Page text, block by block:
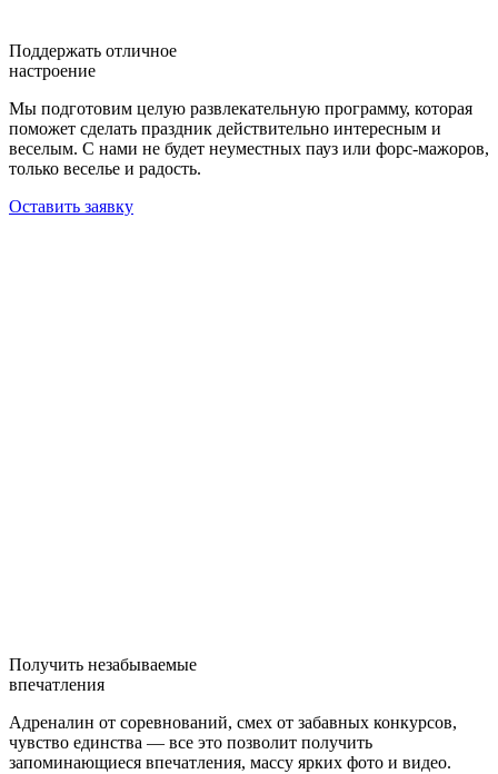
Поддержать отличное
настроение
Мы подготовим целую развлекательную программу, которая
поможет сделать праздник действительно интересным и
веселым. С нами не будет неуместных пауз или форс-мажоров,
только веселье и радость.
Оставить заявку
Получить незабываемые
впечатления
Адреналин от соревнований, смех от забавных конкурсов,
чувство единства — все это позволит получить
запоминающиеся впечатления, массу ярких фото и видео.